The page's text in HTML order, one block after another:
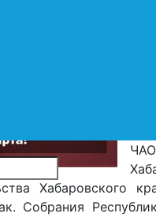
Хабаровского
Собрания